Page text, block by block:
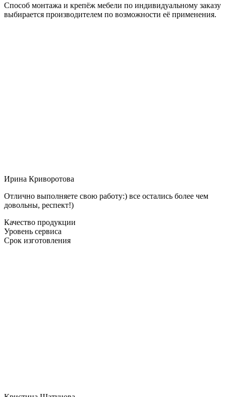
Способ монтажа и крепёж мебели по индивидуальному заказу
выбирается производителем по возможности её применения.
Ирина Криворотова
Отлично выполняете свою работу:) все остались более чем
довольны, респект!)
Качество продукции
Уровень сервиса
Срок изготовления